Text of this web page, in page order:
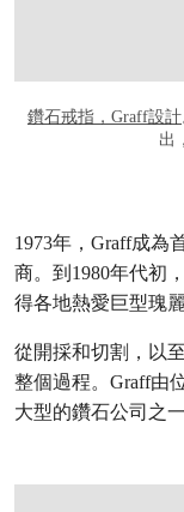
鑽石戒指，Graff設計
出
1973年，Graff成為
商。到1980年代初
得各地熱愛巨型瑰
從開採和切割，以
整個過程。Graff由
大型的鑽石公司之